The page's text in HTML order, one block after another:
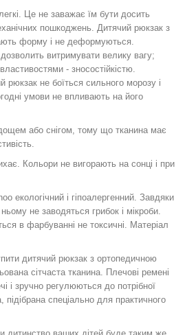
Це не заважає їм бути досить
пошкоджень. Дитячий рюкзак з
форму і не деформуються.
витримувати велику вагу;
- зносостійкістю.
рюкзак не боїться сильного морозу і
умови не впливають на його
або снігом, тому що тканина має
Кольори не вигорають на сонці і при
екологічний і гіпоалергенний. Завдяки
не заводяться грибок і мікроби.
в фарбуванні не токсичні. Матеріал
дитячий рюкзак з ортопедичною
сітчаста тканина. Плечові ремені
і зручно регулюються до потрібної
спеціально для практичного